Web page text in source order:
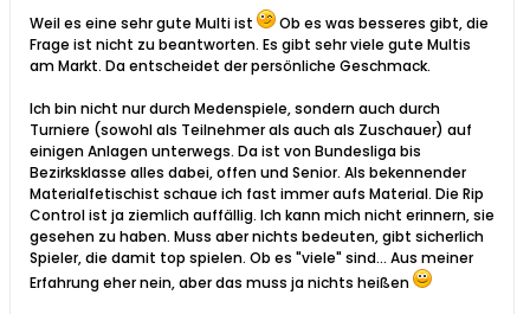
Weil es eine sehr gute Multi ist
Ob es was besseres gibt, die
Frage ist nicht zu beantworten. Es gibt sehr viele gute Multis
am Markt. Da entscheidet der persönliche Geschmack.
Ich bin nicht nur durch Medenspiele, sondern auch durch
Turniere (sowohl als Teilnehmer als auch als Zuschauer) auf
einigen Anlagen unterwegs. Da ist von Bundesliga bis
Bezirksklasse alles dabei, offen und Senior. Als bekennender
Materialfetischist schaue ich fast immer aufs Material. Die Rip
Control ist ja ziemlich auffällig. Ich kann mich nicht erinnern, sie
gesehen zu haben. Muss aber nichts bedeuten, gibt sicherlich
Spieler, die damit top spielen. Ob es "viele" sind... Aus meiner
Erfahrung eher nein, aber das muss ja nichts heißen